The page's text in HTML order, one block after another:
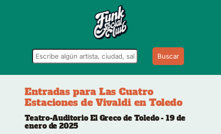
Buscar
Entradas para Las Cuatro
Estaciones de Vivaldi en Toledo
Teatro-Auditorio El Greco de Toledo - 19 de
enero de 2025